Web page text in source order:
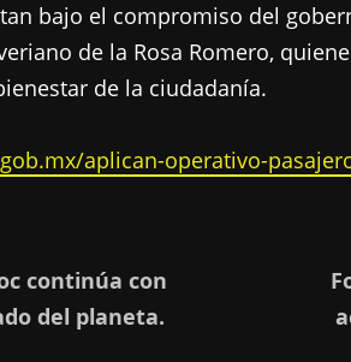
bajo el compromiso del
de la Rosa Romero,
de la ciudadanía.
aplican-operativo-
continúa con
del planeta.